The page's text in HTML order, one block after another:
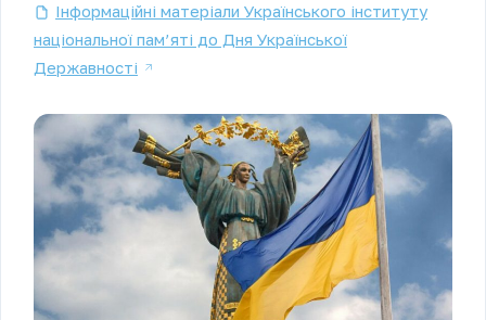
Інформаційні матеріали Українського інституту
національної пам’яті до Дня Української
Державності